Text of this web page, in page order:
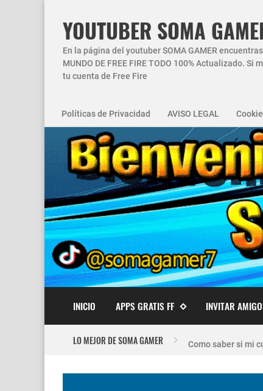
YOUTUBER SOMA
En la página del youtuber SOMA GAMER
MUNDO DE FREE FIRE TODO 100% Actualizado.
tu cuenta de Free Fire
Políticas de Privacidad AVISO LEGAL
INICIO APPS GRATIS FF INVITAR
LO MEJOR DE SOMA GAMER
Nuevo
Como saber si mi